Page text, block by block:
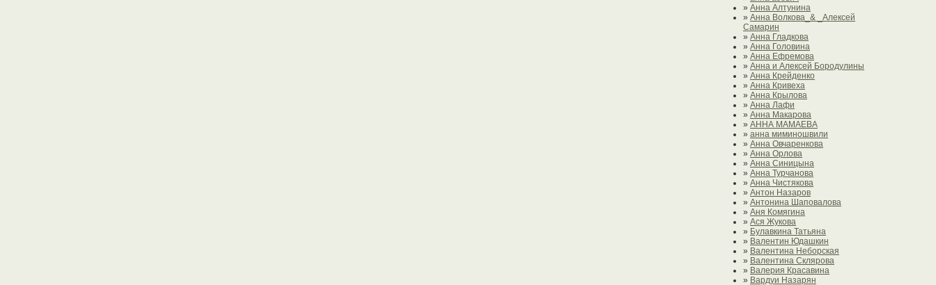
» Анна Алтунина
» Анна Волкова_& _Алексей
Самарин
» Анна Гладкова
» Анна Головина
» Анна Ефремова
» Анна и Алексей Бородулины
» Анна Крейденко
» Анна Кривеха
» Анна Крылова
» Анна Лафи
» Анна Макарова
» АННА МАМАЕВА
» анна миминошвили
» Анна Овчаренкова
» Анна Орлова
» Анна Синицына
» Анна Турчанова
» Анна Чистякова
» Антон Назаров
» Антонина Шаповалова
» Аня Комягина
» Ася Жукова
» Булавкина Татьяна
» Валентин Юдашкин
» Валентина Неборская
» Валентина Склярова
» Валерия Красавина
» Вардуи Назарян